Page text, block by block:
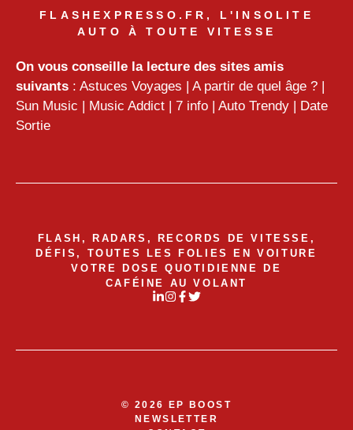
FLASHEXPRESSO.FR, L'INSOLITE
AUTO À TOUTE VITESSE
On vous conseille la lecture des sites amis
suivants : Astuces Voyages | A partir de quel âge ? |
Sun Music | Music Addict | 7 info | Auto Trendy | Date
Sortie
FLASH, RADARS, RECORDS DE VITESSE,
DÉFIS, TOUTES LES FOLIES EN VOITURE
VOTRE DOSE QUOTIDIENNE DE
CAFÉINE AU VOLANT
© 2026 EP BOOST
NEWSLETTER